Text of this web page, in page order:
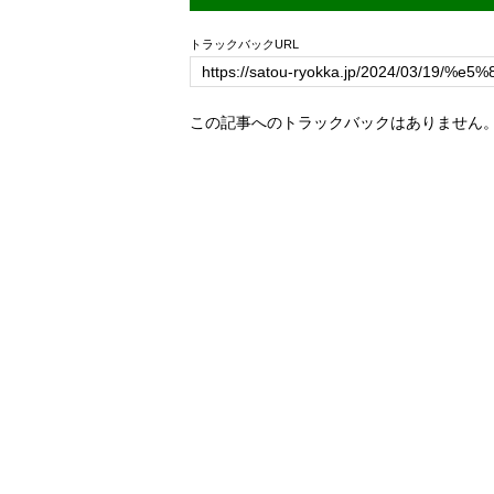
トラックバックURL
この記事へのトラックバックはありません